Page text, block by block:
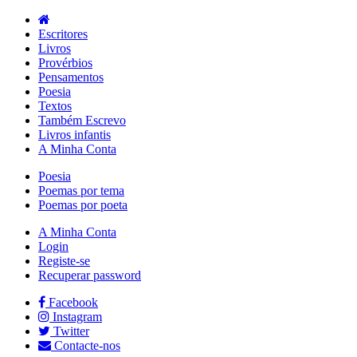
Escritores
Livros
Provérbios
Pensamentos
Poesia
Textos
Também Escrevo
Livros infantis
A Minha Conta
Poesia
Poemas por tema
Poemas por poeta
A Minha Conta
Login
Registe-se
Recuperar password
Facebook
Instagram
Twitter
Contacte-nos